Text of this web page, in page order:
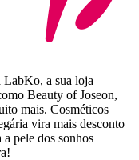
LabKo, a sua loja
Beauty of Joseon,
mais. Cosméticos
vira mais desconto
pele dos sonhos